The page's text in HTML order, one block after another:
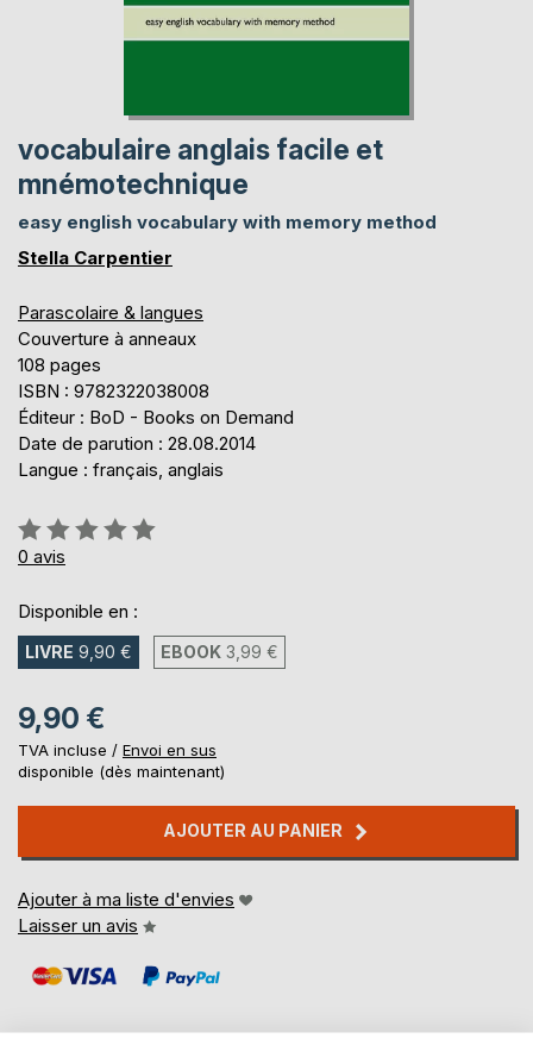
vocabulaire anglais facile et
mnémotechnique
easy english vocabulary with memory method
Stella Carpentier
Parascolaire & langues
Couverture à anneaux
108 pages
ISBN : 9782322038008
Éditeur : BoD - Books on Demand
Date de parution : 28.08.2014
Langue : français, anglais
Évaluation:
0%
0 avis
Disponible en :
LIVRE 9,90 € EBOOK 3,99 €
9,90 €
TVA incluse / Envoi en sus
disponible (dès maintenant)
AJOUTER AU PANIER
Ajouter à ma liste d'envies
Laisser un avis